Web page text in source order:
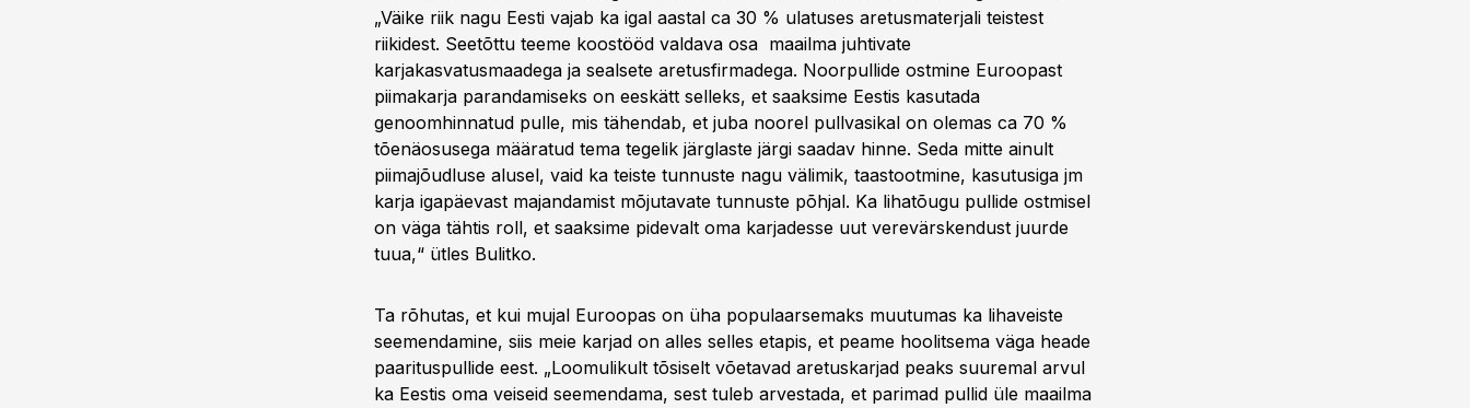
„Väike riik nagu Eesti vajab ka igal aastal ca 30 % ulatuses aretusmaterjali teistest
riikidest. Seetõttu teeme koostööd valdava osa maailma juhtivate
karjakasvatusmaadega ja sealsete aretusfirmadega. Noorpullide ostmine Euroopast
piimakarja parandamiseks on eeskätt selleks, et saaksime Eestis kasutada
genoomhinnatud pulle, mis tähendab, et juba noorel pullvasikal on olemas ca 70 %
tõenäosusega määratud tema tegelik järglaste järgi saadav hinne. Seda mitte ainult
piimajõudluse alusel, vaid ka teiste tunnuste nagu välimik, taastootmine, kasutusiga jm
karja igapäevast majandamist mõjutavate tunnuste põhjal. Ka lihatõugu pullide ostmisel
on väga tähtis roll, et saaksime pidevalt oma karjadesse uut verevärskendust juurde
tuua,“ ütles Bulitko.
Ta rõhutas, et kui mujal Euroopas on üha populaarsemaks muutumas ka lihaveiste
seemendamine, siis meie karjad on alles selles etapis, et peame hoolitsema väga heade
paarituspullide eest. „Loomulikult tõsiselt võetavad aretuskarjad peaks suuremal arvul
ka Eestis oma veiseid seemendama, sest tuleb arvestada, et parimad pullid üle maailma